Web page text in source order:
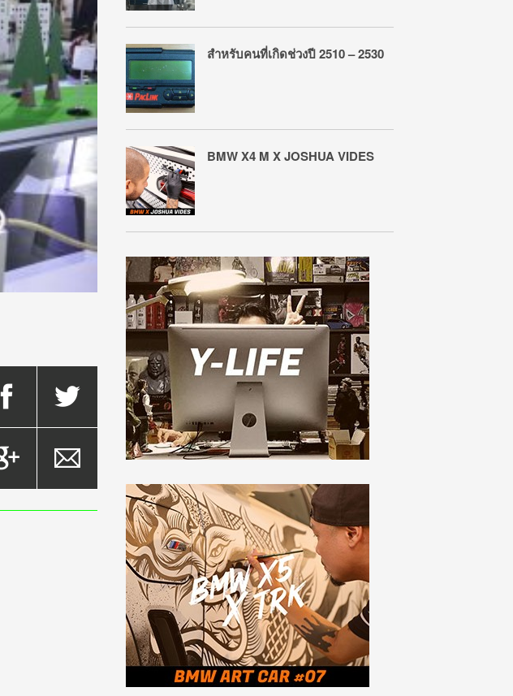
สำหรับคนที่เกิดช่วงปี 2510 – 2530
BMW X4 M X JOSHUA VIDES